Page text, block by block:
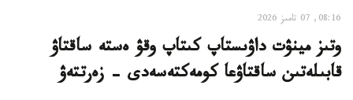
08:16, 07 تامىز 2026
وتىز مينۋت داۋىستاپ كىتاپ وقۋ ەستە ساقتاۋ
قابىلەتىن ساقتاۋعا كومەكتەسەدى - زەرتتەۋ